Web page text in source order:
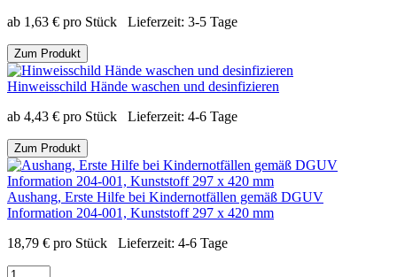
ab 1,63 € pro Stück Lieferzeit: 3-5 Tage
Zum Produkt
Hinweisschild Hände waschen und desinfizieren
ab 4,43 € pro Stück Lieferzeit: 4-6 Tage
Zum Produkt
Aushang, Erste Hilfe bei Kindernotfällen gemäß DGUV
Information 204-001, Kunststoff 297 x 420 mm
18,79 € pro Stück Lieferzeit: 4-6 Tage